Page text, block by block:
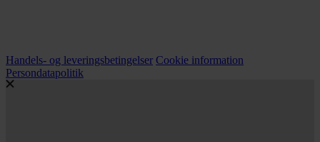
Handels- og leveringsbetingelser Cookie information
Persondatapolitik